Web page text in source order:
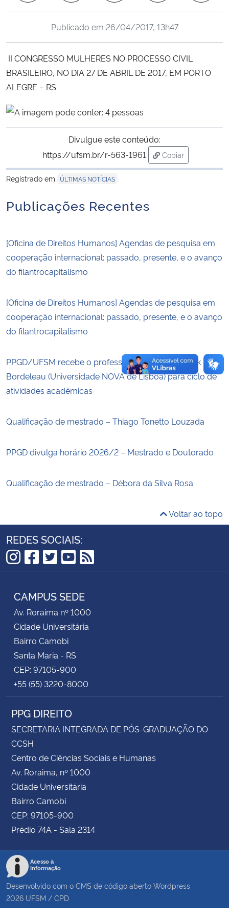
Ministério de Minas e Energia
Ministério da Ciência, Tecnologia, Inovações e Comunicações
Ministério do Meio Ambiente
Ministério do Desenvolvimento Regional
Secretaria-Geral
Gabinete de Segurança Institucional
Advocacia-Geral da União
Banco Central do Brasil
Planalto
Publicado em 26/04/2017, 13h47
II CONGRESSO MULHERES NO PROCESSO CIVIL
BRASILEIRO, NO DIA 27 DE ABRIL DE 2017, EM PORTO
ALEGRE – RS:
Divulgue este conteúdo:
https://ufsm.br/r-563-1961
Copiar
para área de
Registrado em
ÚLTIMAS NOTÍCIAS
Publicações Recentes
[Oficina de Direitos Humanos] Agendas de pesquisa em
cooperação internacional: passado, presente, e o avanço
do filantrocapitalismo
[Oficina de Direitos Humanos] Agendas de pesquisa em
cooperação internacional: passado, presente, e o avanço
do filantrocapitalismo
PPGD/UFSM recebe o professor canadense Dr. Érik
Bordeleau (Universidade NOVA de Lisboa) para ciclo de
atividades acadêmicas
Qualificação de mestrado – Thiago Tonetto Louzada
PPGD divulga horário 2026/2 – Mestrado e Doutorado
Qualificação de mestrado – Débora da Silva Rosa
Voltar ao topo
REDES SOCIAIS:
Instagram
Facebook
Twitter
YouTube
RSS
CAMPUS SEDE
Av. Roraima nº 1000
Cidade Universitária
Bairro Camobi
Santa Maria - RS
CEP: 97105-900
+55 (55) 3220-8000
PPG DIREITO
SECRETARIA INTEGRADA DE PÓS-GRADUAÇÃO DO
CCSH
Centro de Ciências Sociais e Humanas
Av. Roraima, nº 1000
Cidade Universitária
Bairro Camobi
CEP: 97105-900
Prédio 74A - Sala 2314
Acesso à
Informação
Desenvolvido com o CMS de código aberto Wordpress
2026 UFSM / CPD